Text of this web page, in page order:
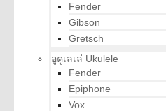
Fender
Gibson
Gretsch
อูคูเลเล่ Ukulele
Fender
Epiphone
Vox